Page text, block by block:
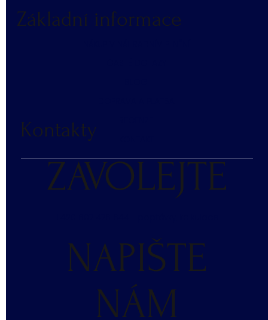
Kontakty
ZAVOLEJTE
NAPIŠTE
NÁM
Základní informace